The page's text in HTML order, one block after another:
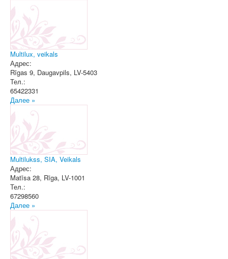
Multilux, veikals
Адрес:
Rīgas 9, Daugavpils, LV-5403
Тел.:
65422331
Далее »
Multilukss, SIA, Veikals
Адрес:
Matīsa 28, Rīga, LV-1001
Тел.:
67298560
Далее »